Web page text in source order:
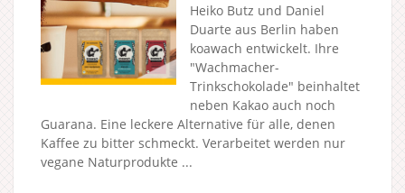
Heiko Butz und Daniel
Duarte aus Berlin haben
koawach entwickelt. Ihre
"Wachmacher-
Trinkschokolade" beinhaltet
neben Kakao auch noch
Guarana. Eine leckere Alternative für alle, denen
Kaffee zu bitter schmeckt. Verarbeitet werden nur
vegane Naturprodukte ...